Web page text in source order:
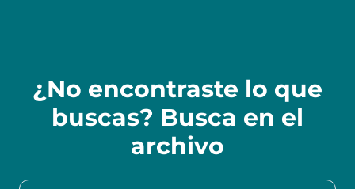
¿No encontraste lo que
buscas? Busca en el
archivo